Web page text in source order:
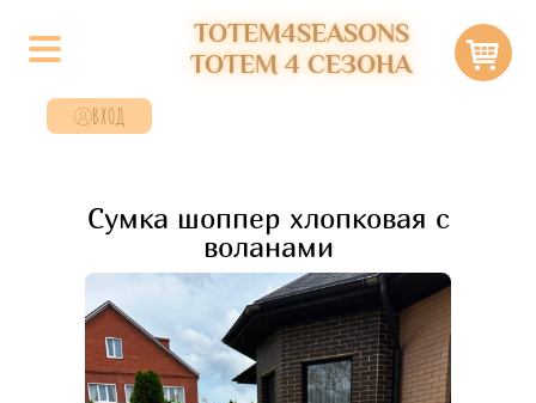
TOTEM4SEASONS
ТОТЕМ 4 СЕЗОНА
ВХОД
Сумка шоппер хлопковая с
воланами